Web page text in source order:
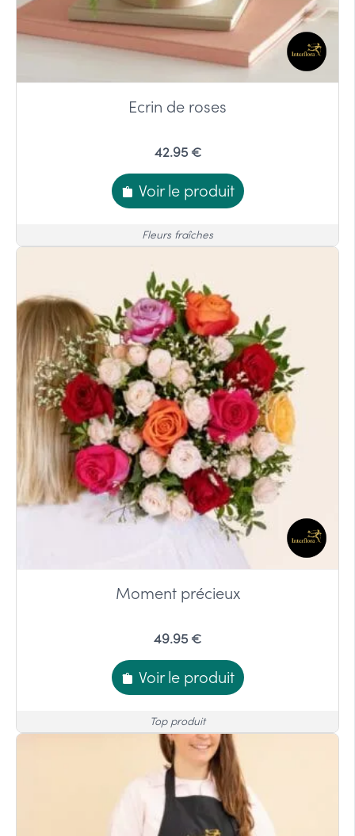
Ecrin de roses
42.95 €
Voir le produit
Fleurs fraîches
Moment précieux
49.95 €
Voir le produit
Top produit